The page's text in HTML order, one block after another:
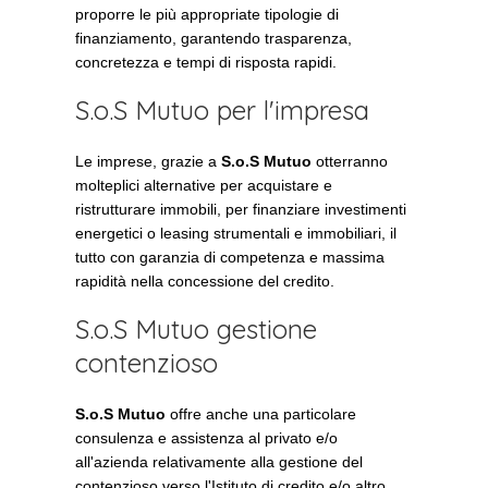
proporre le più appropriate tipologie di
finanziamento, garantendo trasparenza,
concretezza e tempi di risposta rapidi.
S.o.S Mutuo per l'impresa
Le imprese, grazie a S.o.S Mutuo otterranno
molteplici alternative per acquistare e
ristrutturare immobili, per finanziare investimenti
energetici o leasing strumentali e immobiliari, il
tutto con garanzia di competenza e massima
rapidità nella concessione del credito.
S.o.S Mutuo gestione
contenzioso
S.o.S Mutuo offre anche una particolare
consulenza e assistenza al privato e/o
all'azienda relativamente alla gestione del